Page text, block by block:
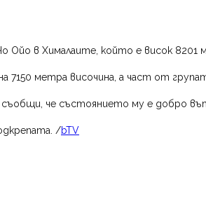
Ойо в Хималаите, който е висок 8201
метра височина, а част от
съобщи, че състоянието му е добро
/bTV